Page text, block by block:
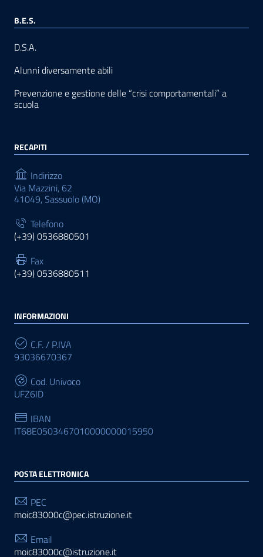
B.E.S.
D.S.A.
Alunni diversamente abili
Prevenzione e gestione delle “crisi comportamentali” a
scuola
RECAPITI
Indirizzo
Via Mazzini, 62
41049, Sassuolo (MO)
Telefono
(+39) 0536880501
Fax
(+39) 0536880511
INFORMAZIONI
C.F. / P.IVA
93036670367
Cod. Univoco
UFZ6ID
IBAN
IT68E0503467010000000015950
POSTA ELETTRONICA
PEC
moic83000c@pec.istruzione.it
Email
moic83000c@istruzione.it